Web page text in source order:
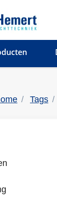
Tags